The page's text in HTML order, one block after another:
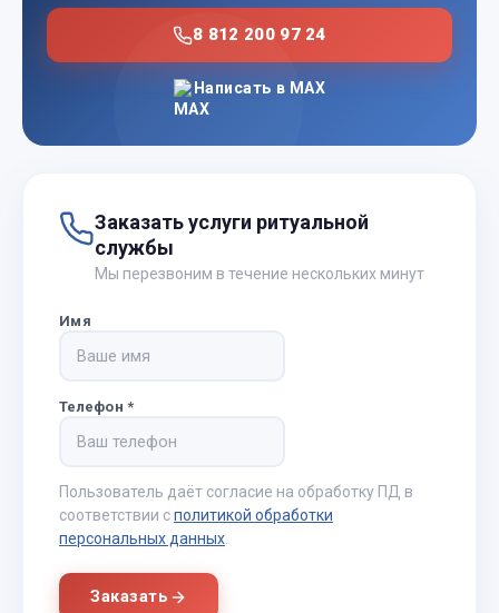
8 812 200 97 24
Написать в MAX
Заказать услуги ритуальной
службы
Мы перезвоним в течение нескольких минут
Имя
Телефон*
Пользователь даёт согласие на обработку ПД в
соответствии сполитикой обработки
персональных данных
Заказать